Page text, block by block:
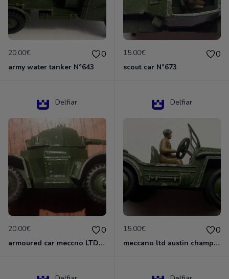
20.00€ 0
army water tanker N°643
15.00€ 0
scout car N°673
Delfiar
20.00€ 0
armoured car meccno LTD N°670
Delfiar
15.00€ 0
meccano ltd austin champ N°674